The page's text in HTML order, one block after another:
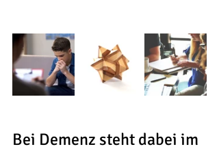
Bei Demenz steht dabei im